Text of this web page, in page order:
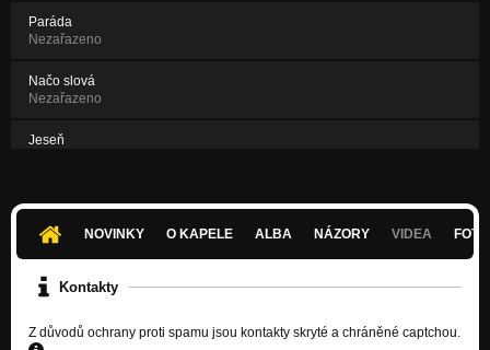
Paráda
Nezařazeno
Načo slová
Nezařazeno
Jeseň
NOVINKY
O KAPELE ALBA NÁZORY VIDEA
Kontakty
Z důvodů ochrany proti spamu jsou kontakty skryté a chráněné captchou.